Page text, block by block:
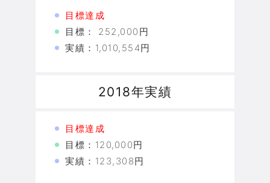
目標達成
目標： 252,000円
実績：1,010,554円
2018年実績
目標達成
目標：120,000円
実績：123,308円